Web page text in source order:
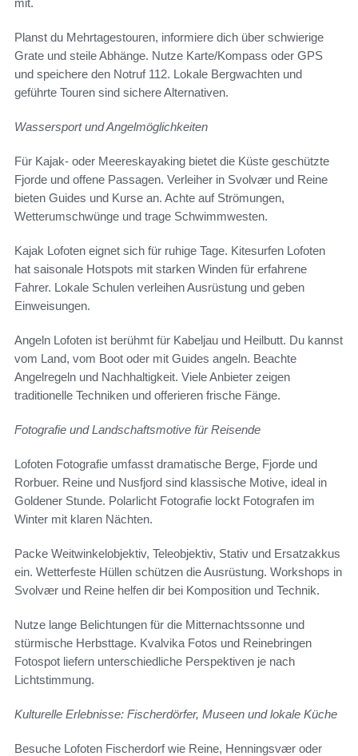
Planst du Mehrtagestouren, informiere dich über schwierige
Grate und steile Abhänge. Nutze Karte/Kompass oder GPS
und speichere den Notruf 112. Lokale Bergwachten und
geführte Touren sind sichere Alternativen.
Wassersport und Angelmöglichkeiten
Für Kajak- oder Meereskayaking bietet die Küste geschützte
Fjorde und offene Passagen. Verleiher in Svolvær und Reine
bieten Guides und Kurse an. Achte auf Strömungen,
Wetterumschwünge und trage Schwimmwesten.
Kajak Lofoten eignet sich für ruhige Tage. Kitesurfen Lofoten
hat saisonale Hotspots mit starken Winden für erfahrene
Fahrer. Lokale Schulen verleihen Ausrüstung und geben
Einweisungen.
Angeln Lofoten ist berühmt für Kabeljau und Heilbutt. Du kannst
vom Land, vom Boot oder mit Guides angeln. Beachte
Angelregeln und Nachhaltigkeit. Viele Anbieter zeigen
traditionelle Techniken und offerieren frische Fänge.
Fotografie und Landschaftsmotive für Reisende
Lofoten Fotografie umfasst dramatische Berge, Fjorde und
Rorbuer. Reine und Nusfjord sind klassische Motive, ideal in
Goldener Stunde. Polarlicht Fotografie lockt Fotografen im
Winter mit klaren Nächten.
Packe Weitwinkelobjektiv, Teleobjektiv, Stativ und Ersatzakkus
ein. Wetterfeste Hüllen schützen die Ausrüstung. Workshops in
Svolvær und Reine helfen dir bei Komposition und Technik.
Nutze lange Belichtungen für die Mitternachtssonne und
stürmische Herbsttage. Kvalvika Fotos und Reinebringen
Fotospot liefern unterschiedliche Perspektiven je nach
Lichtstimmung.
Kulturelle Erlebnisse: Fischerdörfer, Museen und lokale Küche
Besuche Lofoten Fischerdorf wie Reine, Henningsvær oder